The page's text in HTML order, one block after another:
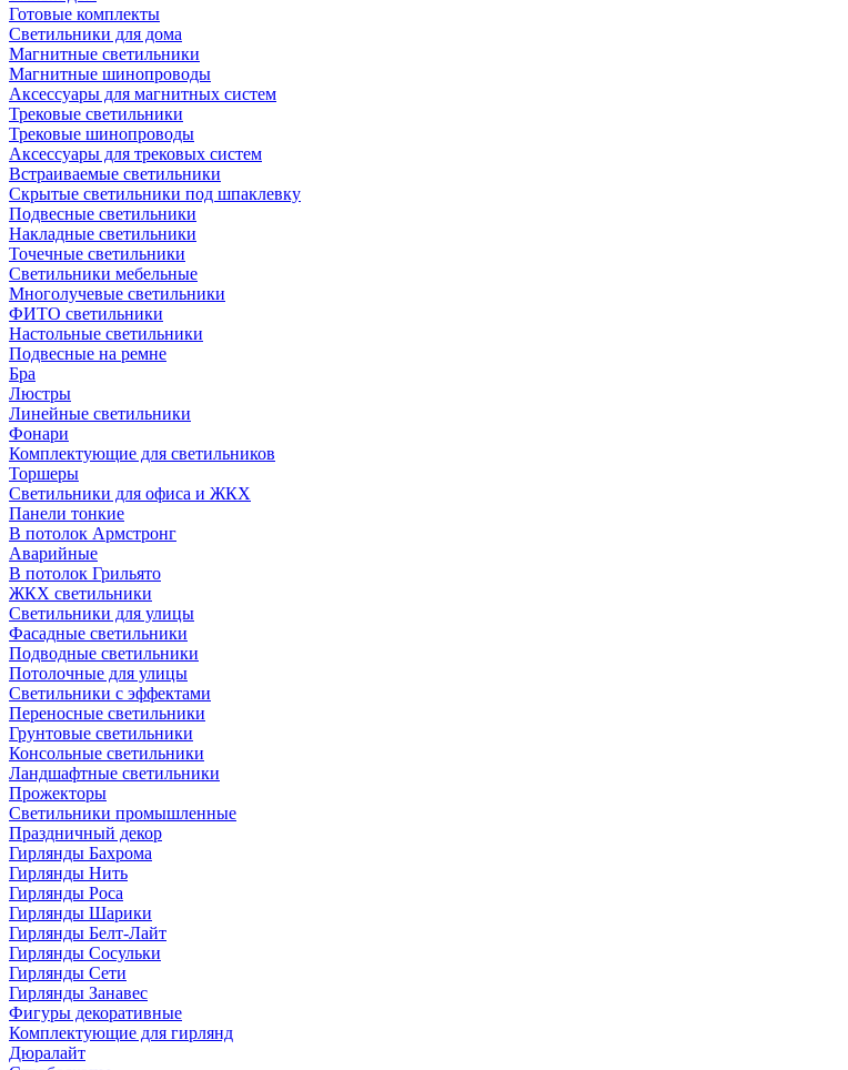
Готовые комплекты
Светильники для дома
Магнитные светильники
Магнитные шинопроводы
Аксессуары для магнитных систем
Трековые светильники
Трековые шинопроводы
Аксессуары для трековых систем
Встраиваемые светильники
Скрытые светильники под шпаклевку
Подвесные светильники
Накладные светильники
Точечные светильники
Светильники мебельные
Многолучевые светильники
ФИТО светильники
Настольные светильники
Подвесные на ремне
Бра
Люстры
Линейные светильники
Фонари
Комплектующие для светильников
Торшеры
Светильники для офиса и ЖКХ
Панели тонкие
В потолок Армстронг
Аварийные
В потолок Грильято
ЖКХ светильники
Светильники для улицы
Фасадные светильники
Подводные светильники
Потолочные для улицы
Светильники с эффектами
Переносные светильники
Грунтовые светильники
Консольные светильники
Ландшафтные светильники
Прожекторы
Светильники промышленные
Праздничный декор
Гирлянды Бахрома
Гирлянды Нить
Гирлянды Роса
Гирлянды Шарики
Гирлянды Белт-Лайт
Гирлянды Сосульки
Гирлянды Сети
Гирлянды Занавес
Фигуры декоративные
Комплектующие для гирлянд
Дюралайт